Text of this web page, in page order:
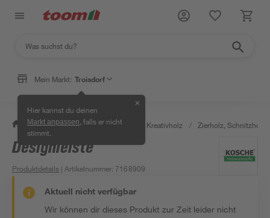
Mein Markt: Troisdorf
Hier kannst du deinen
Markt anpassen , falls er nicht
stimmt.
✕
/ Bauen & Renovieren / Holz Kreativholz / Zierholz, Schnitzholz
Designleiste
Produktdetails | Artikelnummer: 7168909
Aktuell nicht verfügbar
Wir können dir dieses Produkt zur Zeit leider nicht